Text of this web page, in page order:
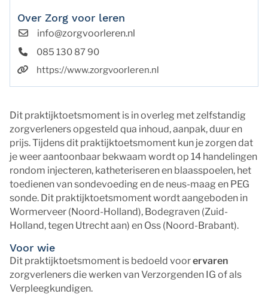
Over Zorg voor leren
info@zorgvoorleren.nl
085 130 87 90
https://www.zorgvoorleren.nl
Dit praktijktoetsmoment is in overleg met zelfstandig
zorgverleners opgesteld qua inhoud, aanpak, duur en
prijs. Tijdens dit praktijktoetsmoment kun je zorgen dat
je weer aantoonbaar bekwaam wordt op 14 handelingen
rondom injecteren, katheteriseren en blaasspoelen, het
toedienen van sondevoeding en de neus-maag en PEG
sonde. Dit praktijktoetsmoment wordt aangeboden in
Wormerveer (Noord-Holland), Bodegraven (Zuid-
Holland, tegen Utrecht aan) en Oss (Noord-Brabant).
Voor wie
Dit praktijktoetsmoment is bedoeld voorervaren
zorgverleners die werken van Verzorgenden IG of als
Verpleegkundigen.